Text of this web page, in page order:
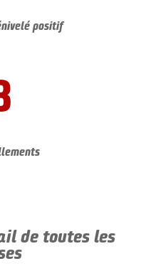
positif
de toutes les